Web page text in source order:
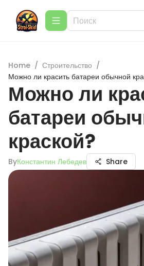
Home / Строительство /
Можно ли красить батареи обычной
Можно ли
батареи
краской?
ByКонстантин Лебедев Share